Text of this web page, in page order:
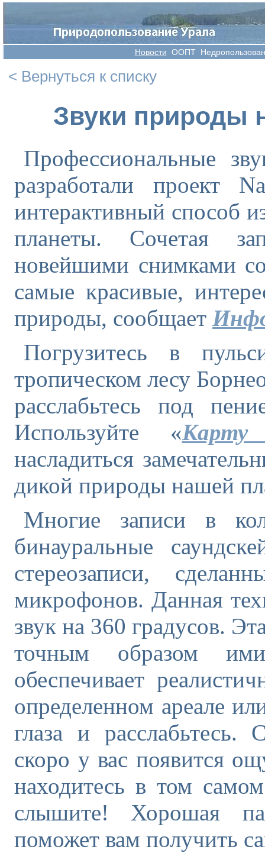
Новости OOПT
< Вернуться к списку
Звуки природы
Профессиональные
разработали проект
интерактивный способ
планеты. Сочетая
новейшими снимками
самые красивые,
природы, сообщает
Погрузитесь в
тропическом лесу
расслабьтесь под
Используйте «Карту
насладиться
дикой природы нашей
Многие записи в
бинауральные
стереозаписи,
микрофонов. Данная
звук на 360 градусов.
точным образом
обеспечивает
определенном ареале
глаза и расслабьтесь.
скоро у вас появится
находитесь в том
слышите! Хорошая
поможет вам получить